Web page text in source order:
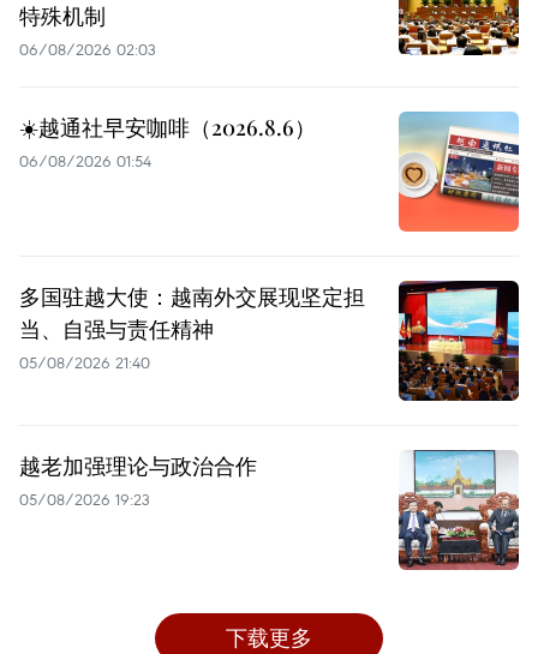
特殊机制
06/08/2026 02:03
☀️越通社早安咖啡（2026.8.6）
06/08/2026 01:54
多国驻越大使：越南外交展现坚定担
当、自强与责任精神
05/08/2026 21:40
越老加强理论与政治合作
05/08/2026 19:23
下载更多